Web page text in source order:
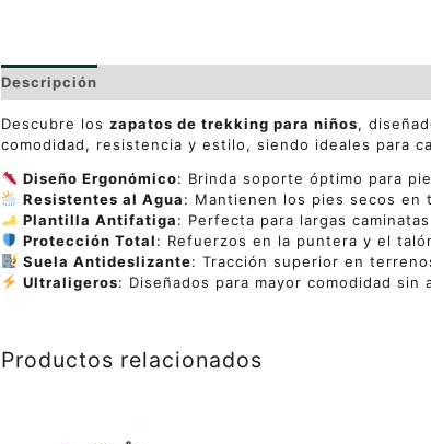
Descripción
Descubre los zapatos de trekking para niños,
comodidad, resistencia y estilo, siendo ideales para
Diseño Ergonómico: Brinda soporte óptimo para
Resistentes al Agua: Mantienen los pies secos en
Plantilla Antifatiga: Perfecta para largas
Protección Total: Refuerzos en la puntera y el
Suela Antideslizante: Tracción superior en
Ultraligeros: Diseñados para mayor comodidad sin
Productos relacionados